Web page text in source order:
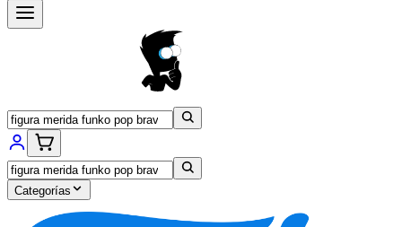
Categorías